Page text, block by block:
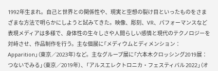
1992年生まれ。自己と世界との関係性や、現実と空想の裂け目といったものをさま
ざまな方法で明らかにしようと試みてきた。映像、彫刻、VR、パフォーマンスなど
表現メディアは多様で、身体性の生々しさや人間らしい感情と現代のテクノロジーを
対峙させ、作品制作を行う。主な個展に「メディウムとディメンション：
Apparition」（東京／2023年）など。主なグループ展に「六本木クロッシング2019展：
つないでみる」（東京／2019年）、「アルスエレクトロニカ・フェスティバル 2022」（オ